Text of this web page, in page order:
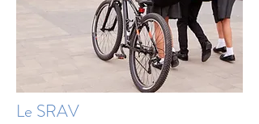
Le SRAV